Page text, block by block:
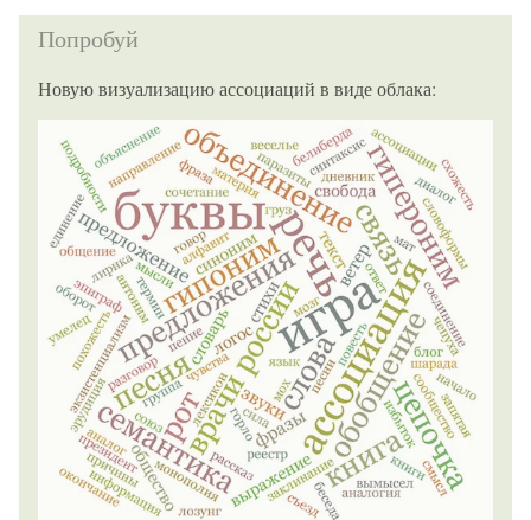
Попробуй
Новую визуализацию ассоциаций в виде облака: